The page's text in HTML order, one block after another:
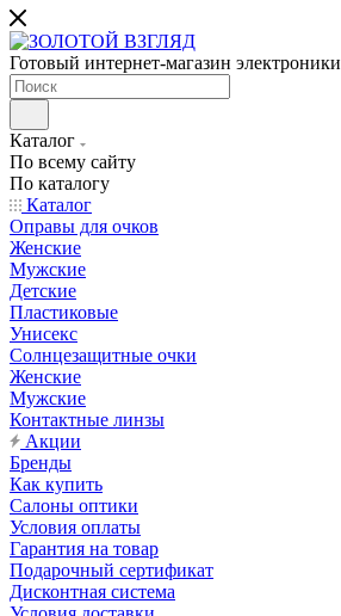
Готовый интернет-магазин электроники
Каталог
По всему сайту
По каталогу
Каталог
Оправы для очков
Женские
Мужские
Детские
Пластиковые
Унисекс
Солнцезащитные очки
Женские
Мужские
Контактные линзы
Акции
Бренды
Как купить
Салоны оптики
Условия оплаты
Гарантия на товар
Подарочный сертификат
Дисконтная система